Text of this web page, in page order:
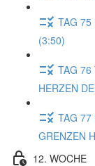
TAG 75
(3:50)
TAG 76
HERZEN
TAG 77
GRENZEN
12. WOCHE